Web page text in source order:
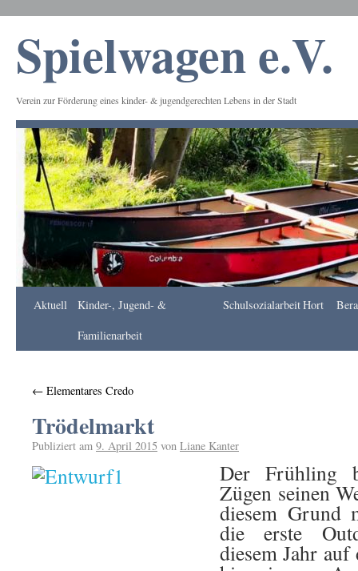
Spielwagen e.V.
Verein zur Förderung eines kinder- & jugendgerechten Lebens in der Stadt
Apotheke
Aktuell
Kinder-, Jugend- &
Familienarbeit
SchulsozialarbeitHort
← Elementares Credo
Trödelmarkt
Publiziert am 9. April 2015 von Liane Kanter
Der Frühling
Zügen seinen
diesem Grund
die erste
diesem Jahr